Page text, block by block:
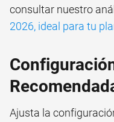
consultar nuestro
2026, ideal para tu
Ajusta la